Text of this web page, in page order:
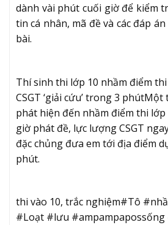
dành vài phút cuối giờ để kiểm
tin cá nhân, mã đề và các đáp
bài.
Thí sinh thi lớp 10 nhầm điểm
CSGT ‘giải cứu’ trong 3 phútMột
phát hiện đến nhầm điểm thi
giờ phát đề, lực lượng CSGT
đặc chủng đưa em tới địa điểm
phút.
thi vào 10, trắc nghiệm#Tô
#Loạt #lưu #ampampapossống